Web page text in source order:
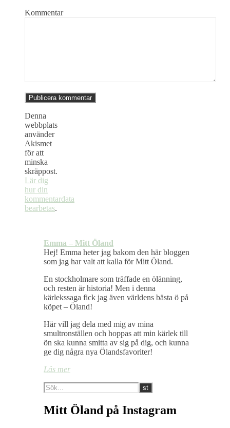
Kommentar
Denna
webbplats
använder
Akismet
för att
minska
skräppost.
Lär dig
hur din
kommentardata
bearbetas.
Emma – Mitt Öland
Hej! Emma heter jag bakom den här bloggen
som jag har valt att kalla för Mitt Öland.
En stockholmare som träffade en ölänning,
och resten är historia! Men i denna
kärlekssaga fick jag även världens bästa ö på
köpet – Öland!
Här vill jag dela med mig av mina
smultronställen och hoppas att min kärlek till
ön ska kunna smitta av sig på dig, och kunna
ge dig några nya Ölandsfavoriter!
Läs mer
Mitt Öland på Instagram